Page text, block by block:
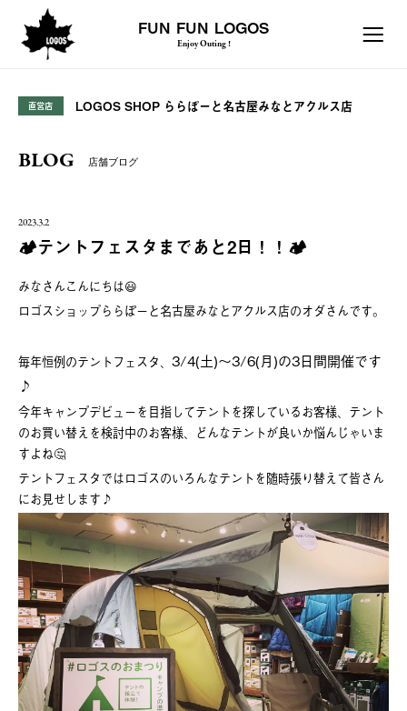
FUN FUN LOGOS
Enjoy Outing !
直営店 LOGOS SHOP ららぽーと名古屋みなとアクルス店
BLOG 店舗ブログ
2023.3.2
🏕️テントフェスタまであと2日！！🏕️
みなさんこんにちは😃
ロゴスショップららぽーと名古屋みなとアクルス店のオダさんです。
毎年恒例のテントフェスタ、 3/4(土)〜3/6(月)の3日間開催です
♪
今年キャンプデビューを目指してテントを探しているお客様、テント
のお買い替えを検討中のお客様、どんなテントが良いか悩んじゃいま
すよね🤔
テントフェスタではロゴスのいろんなテントを随時張り替えて皆さん
にお見せします♪